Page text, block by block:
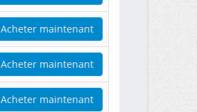
Acheter maintenant
Acheter maintenant
Acheter maintenant